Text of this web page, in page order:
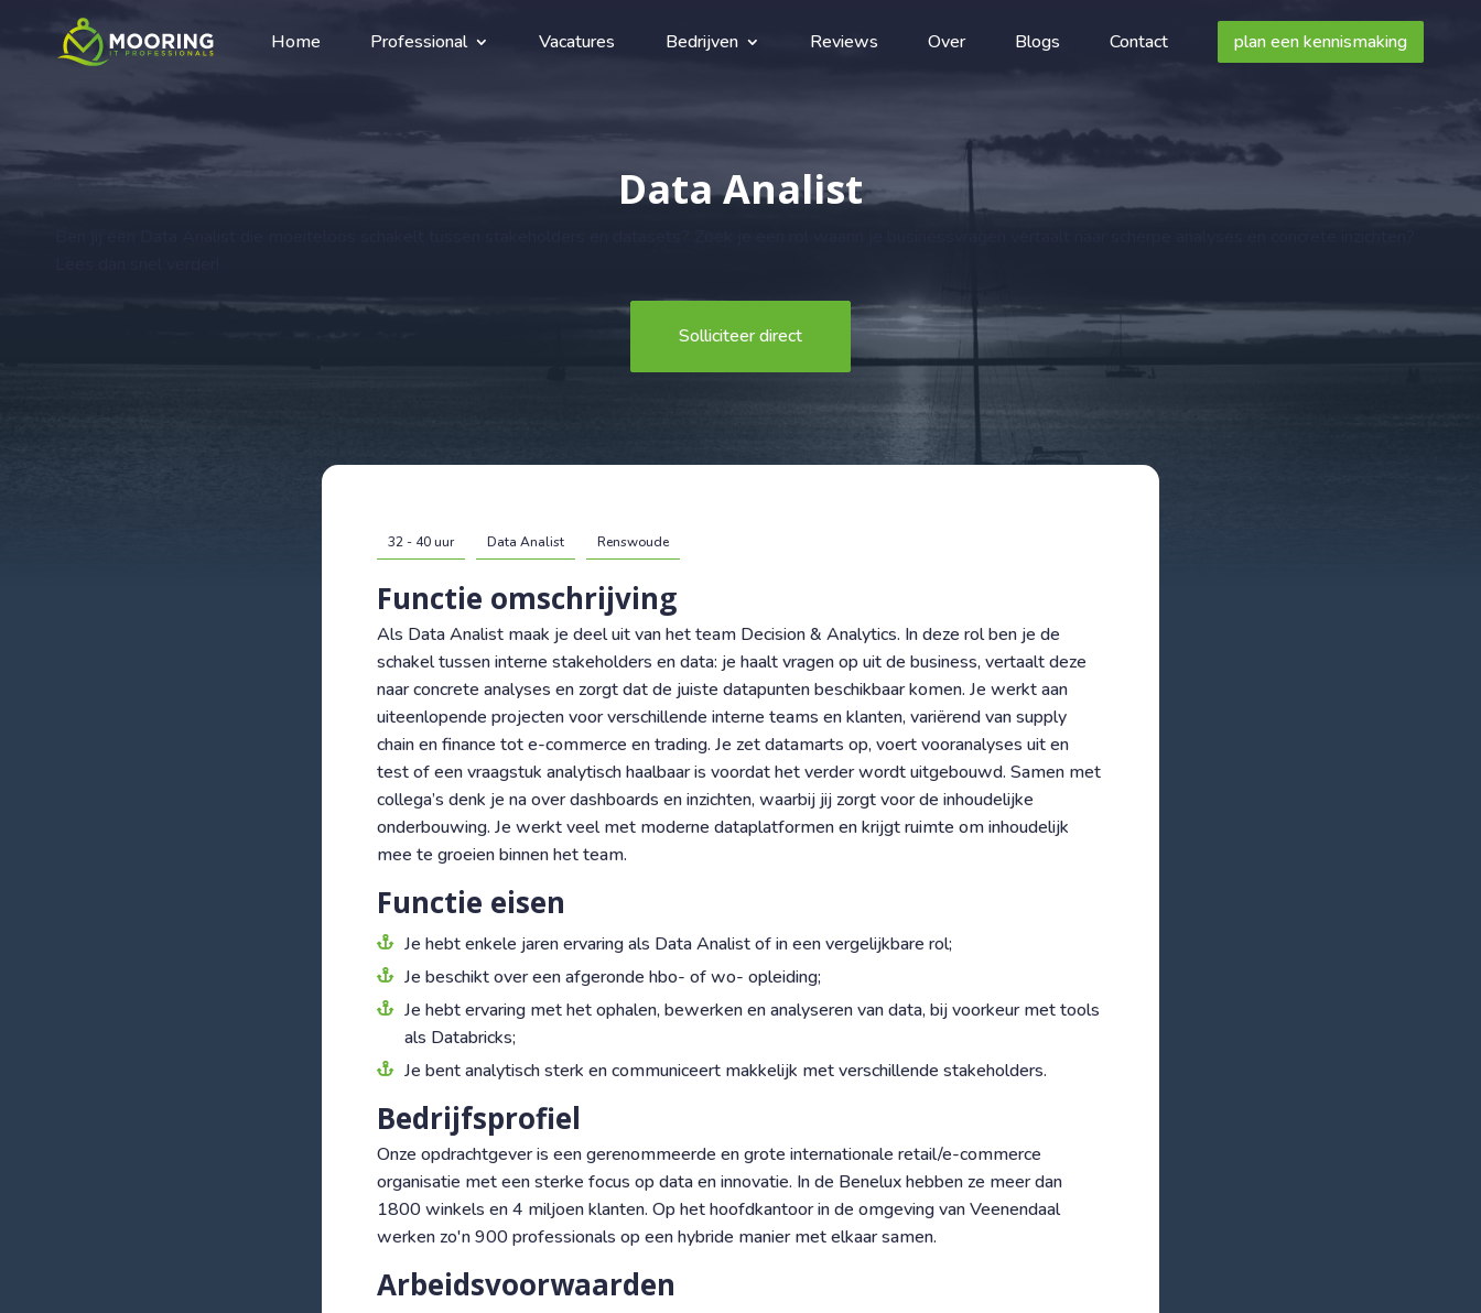
Home Professional Vacatures Bedrijven Reviews Over Blogs Contact plan een kennismaking
Data Analist
Solliciteer direct
32 - 40 uur Data Analist Renswoude
Functie omschrijving
Als Data Analist maak je deel uit van het team Decision & Analytics. In deze rol ben je de
schakel tussen interne stakeholders en data: je haalt vragen op uit de business, vertaalt deze
naar concrete analyses en zorgt dat de juiste datapunten beschikbaar komen. Je werkt aan
uiteenlopende projecten voor verschillende interne teams en klanten, variërend van supply
chain en finance tot e-commerce en trading. Je zet datamarts op, voert vooranalyses uit en
test of een vraagstuk analytisch haalbaar is voordat het verder wordt uitgebouwd. Samen met
collega’s denk je na over dashboards en inzichten, waarbij jij zorgt voor de inhoudelijke
onderbouwing. Je werkt veel met moderne dataplatformen en krijgt ruimte om inhoudelijk
mee te groeien binnen het team.
Functie eisen
Je hebt enkele jaren ervaring als Data Analist of in een vergelijkbare rol;
Je beschikt over een afgeronde hbo- of wo- opleiding;
Je hebt ervaring met het ophalen, bewerken en analyseren van data, bij voorkeur met tools
als Databricks;
Je bent analytisch sterk en communiceert makkelijk met verschillende stakeholders.
Bedrijfsprofiel
Onze opdrachtgever is een gerenommeerde en grote internationale retail/e-commerce
organisatie met een sterke focus op data en innovatie. In de Benelux hebben ze meer dan
1800 winkels en 4 miljoen klanten. Op het hoofdkantoor in de omgeving van Veenendaal
werken zo'n 900 professionals op een hybride manier met elkaar samen.
Arbeidsvoorwaarden